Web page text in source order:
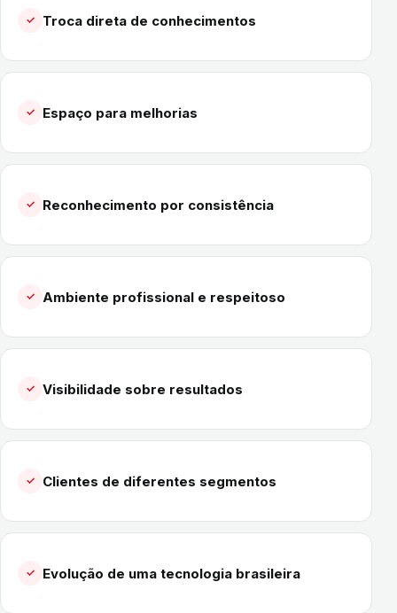
✓ Troca direta de conhecimentos
✓ Espaço para melhorias
✓ Reconhecimento por consistência
✓ Ambiente profissional e respeitoso
✓ Visibilidade sobre resultados
✓ Clientes de diferentes segmentos
✓ Evolução de uma tecnologia brasileira